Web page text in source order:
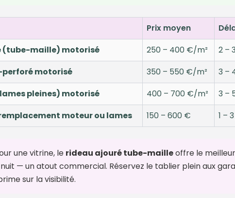
Prix moyen
(tube-maille) motorisé
250 – 400 €/m² 2 –
motorisé
350 – 550 €/m² 3 –
pleines) motorisé
400 – 700 €/m² 3 –
moteur ou lames
150 – 600 € 1 –
une vitrine, le rideau ajouré tube-mailleoffre le
— un atout commercial. Réservez le tablier plein aux
sur la visibilité.